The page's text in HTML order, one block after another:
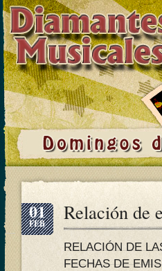
01
FEB Relación de
RELACIÓN DE
FECHAS DE